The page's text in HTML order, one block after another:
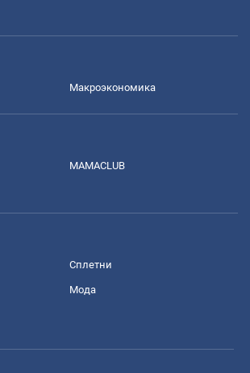
Mакроэкономика
MAMACLUB
Сплетни
Мода